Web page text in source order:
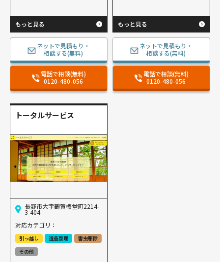
もっと見る
ネットで見積もり・
相談する(無料)
電話で相談(無料)
0120-480-056
もっと見る
ネットで見積もり・
相談する(無料)
電話で相談(無料)
0120-480-056
トータルサービス
長野市大字鶴賀権堂町2214-
3-404
対応カテゴリ：
引っ越し 遺品整理
害虫駆除
その他